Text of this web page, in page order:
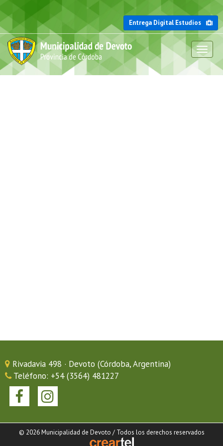
Entrega Digital Estudios
Rivadavia 498 · Devoto (Córdoba, Argentina)
Teléfono: +54 (3564) 481227
© 2026 Municipalidad de Devoto / Todos los derechos reservados